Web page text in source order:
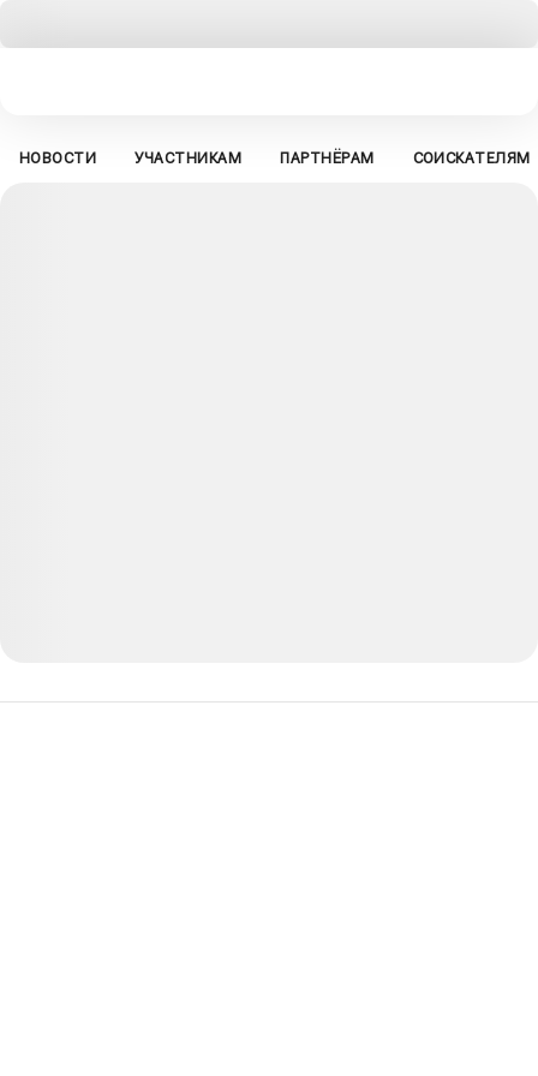
НОВОСТИ УЧАСТНИКАМ ПАРТНЁРАМ СОИСКАТЕЛЯМ